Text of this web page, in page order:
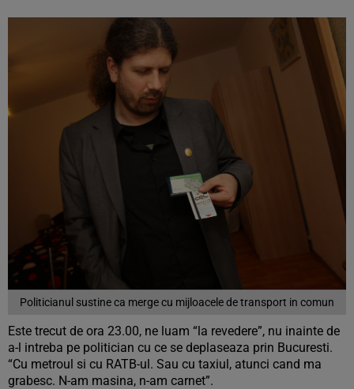
Politicianul sustine ca merge cu mijloacele de transport in comun
Este trecut de ora 23.00, ne luam “la revedere”, nu inainte de
a-l intreba pe politician cu ce se deplaseaza prin Bucuresti.
“Cu metroul si cu RATB-ul. Sau cu taxiul, atunci cand ma
grabesc. N-am masina, n-am carnet”.